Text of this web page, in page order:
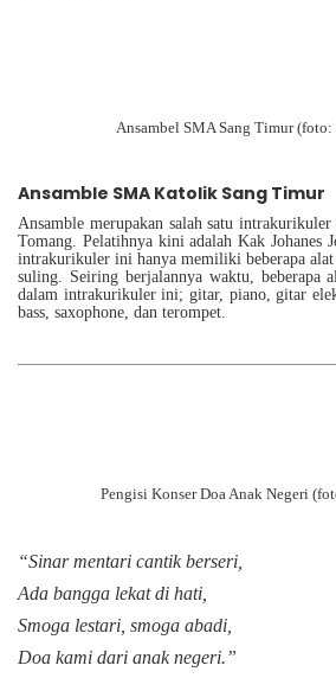
Ansambel SMA Sang Timur
Ansamble SMA Katolik Sang Timur
Ansamble merupakan salah satu
Tomang. Pelatihnya kini adalah Kak Johanes
intrakurikuler ini hanya memiliki beberapa
suling. Seiring berjalannya waktu, beberapa
dalam intrakurikuler ini; gitar, piano, gitar
bass, saxophone, dan terompet.
Pengisi Konser Doa Anak Negeri
“Sinar mentari cantik berseri,
Ada bangga lekat di hati,
Smoga lestari, smoga abadi,
Doa kami dari anak negeri.”